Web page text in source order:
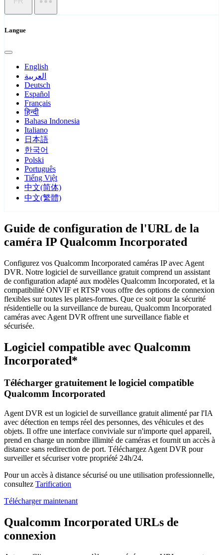
Langue
English
العربية
Deutsch
Español
Français
हिन्दी
Bahasa Indonesia
Italiano
日本語
한국어
Polski
Português
Tiếng Việt
中文(简体)
中文(繁體)
Guide de configuration de l'URL de la
caméra IP Qualcomm Incorporated
Configurez vos Qualcomm Incorporated caméras IP avec Agent
DVR. Notre logiciel de surveillance gratuit comprend un assistant
de configuration adapté aux modèles Qualcomm Incorporated, et la
compatibilité ONVIF et RTSP vous offre des options de connexion
flexibles sur toutes les plates-formes. Que ce soit pour la sécurité
résidentielle ou la surveillance de bureau, Qualcomm Incorporated
caméras avec Agent DVR offrent une surveillance fiable et
sécurisée.
Logiciel compatible avec Qualcomm
Incorporated*
Télécharger gratuitement le logiciel compatible
Qualcomm Incorporated
Agent DVR est un logiciel de surveillance gratuit alimenté par l'IA
avec détection en temps réel des personnes, des véhicules et des
objets. Il offre une interface conviviale sur n'importe quel appareil,
prend en charge un nombre illimité de caméras et fournit un accès à
distance sans redirection de port. Téléchargez Agent DVR pour
surveiller et sécuriser votre propriété 24h/24.
Pour un accès à distance sécurisé ou une utilisation professionnelle,
consultez Tarification
Télécharger maintenant
Qualcomm Incorporated URLs de
connexion